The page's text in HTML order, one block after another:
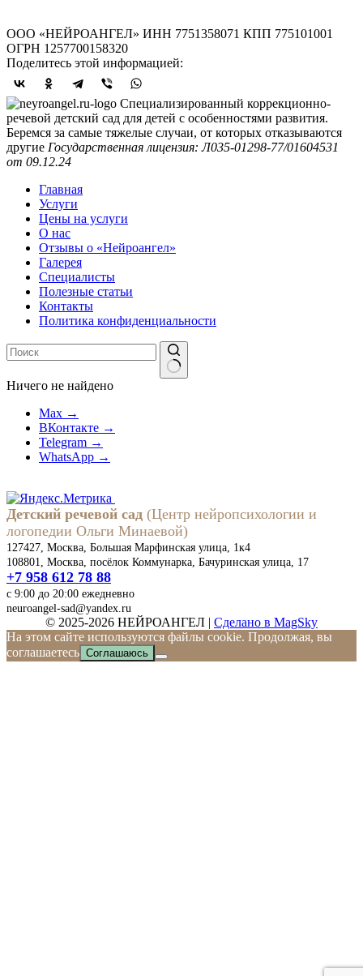
ООО «НЕЙРОАНГЕЛ» ИНН 7751358071 КПП 775101001
ОГРН 1257700158320
Поделитесь этой информацией:
Специализированный коррекционно-
речевой детский сад для детей с особенностями развития.
Беремся за самые тяжелые случаи, от которых отказываются
другие Государственная лицензия: Л035-01298-77/01604531
от 09.12.24
Главная
Услуги
Цены на услуги
О нас
Отзывы о «Нейроангел»
Галерея
Специалисты
Полезные статьи
Контакты
Политика конфиденциальности
Ничего не найдено
Max →
ВКонтакте →
Telegram →
WhatsApp →
Детский речевой сад (Центр нейропсихологии и
логопедии Ольги Минаевой)
127427, Москва, Большая Марфинская улица, 1к4
108801, Москва, посёлок Коммунарка, Бачуринская улица, 17
+7 958 612 78 88
с 9:00 до 20:00 ежедневно
neuroangel-sad@yandex.ru
© 2025-2026 НЕЙРОАНГЕЛ | Сделано в MagSky
На этом сайте используются файлы cookie. Продолжая, вы
соглашаетесь Соглашаюсь